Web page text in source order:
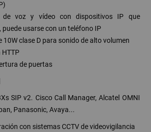
de voz y vídeo con dispositivos IP que
puede usarse con un teléfono IP
10W clase D para sonido de alto volumen
de puertas
SIP v2. Cisco Call Manager, Alcatel OMNI
Panasonic, Avaya...
con sistemas CCTV de videovigilancia